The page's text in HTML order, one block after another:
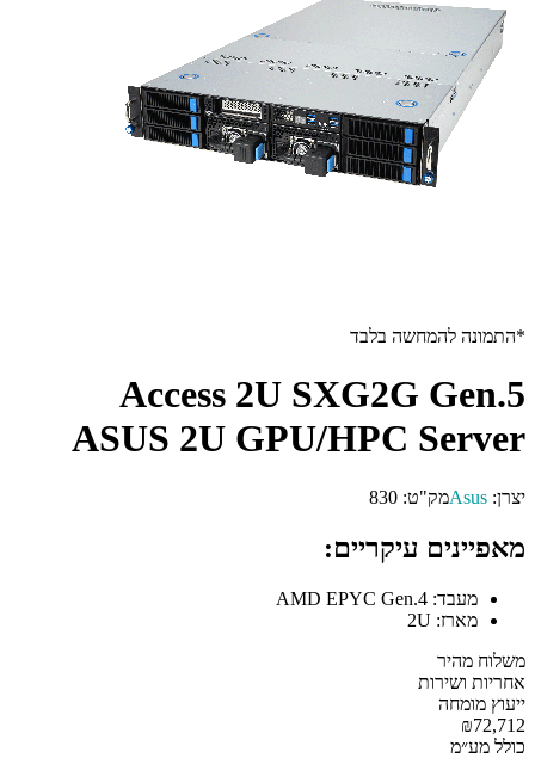
*התמונה להמחשה בלבד
Access 2U SXG2G Gen.5
ASUS 2U GPU/HPC Server
יצרן: Asusמק"ט: 830
מאפיינים עיקריים:
מעבד:
מארז:
משלוח מהיר
אחריות ושירות
ייעוץ מומחה
₪72,712
כולל מע״מ